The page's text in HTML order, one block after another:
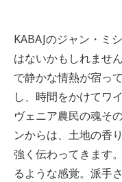
KABAJのジャン・ミ
はないかもしれませ
で静かな情熱が宿っ
し、時間をかけてワ
ヴェニア農民の魂そ
ンからは、土地の香
強く伝わってきます
るような感覚。派手